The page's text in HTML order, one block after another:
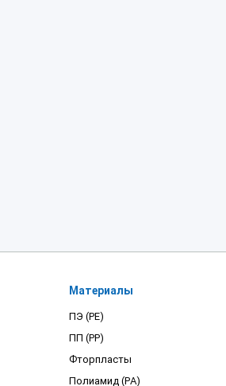
Материалы
ПЭ (PE)
ПП (PP)
Фторпласты
Полиамид (PA)